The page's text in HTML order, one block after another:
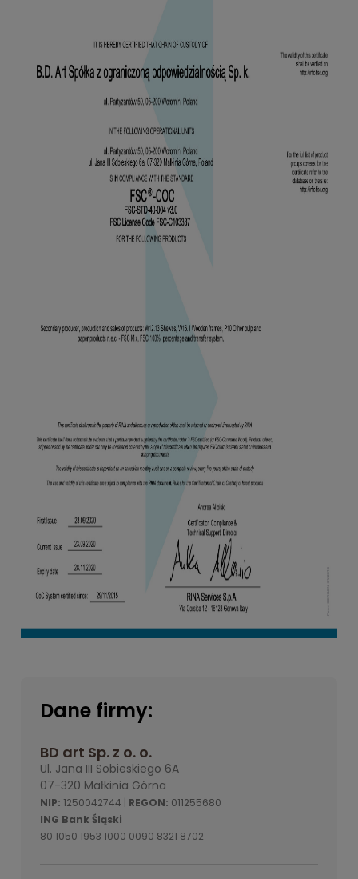
Dane firmy:
BD art Sp. z o. o.
Ul. Jana III Sobieskiego 6A
07-320 Małkinia Górna
NIP: 1250042744 | REGON: 011255680
ING Bank Śląski
80 1050 1953 1000 0090 8321 8702